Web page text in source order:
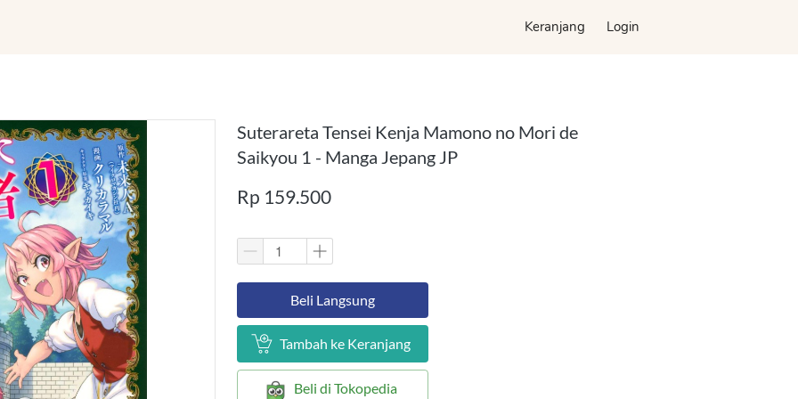
Keranjang Login
Keranjang Login
Suterareta Tensei Kenja Mamono no Mori de
Saikyou 1 - Manga Jepang JP
Rp 159.500
`Beli Langsung
` Tambah ke Keranjang
` Beli di Tokopedia